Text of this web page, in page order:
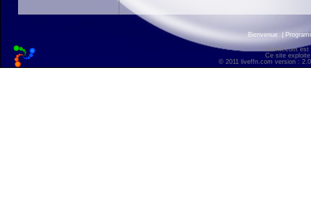
Bienvenue
liveffn.com est
Ce site
© 2011 liveffn.com version :